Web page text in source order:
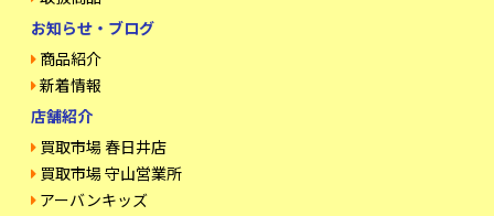
お知らせ・ブログ
商品紹介
新着情報
店舗紹介
買取市場 春日井店
買取市場 守山営業所
アーバンキッズ